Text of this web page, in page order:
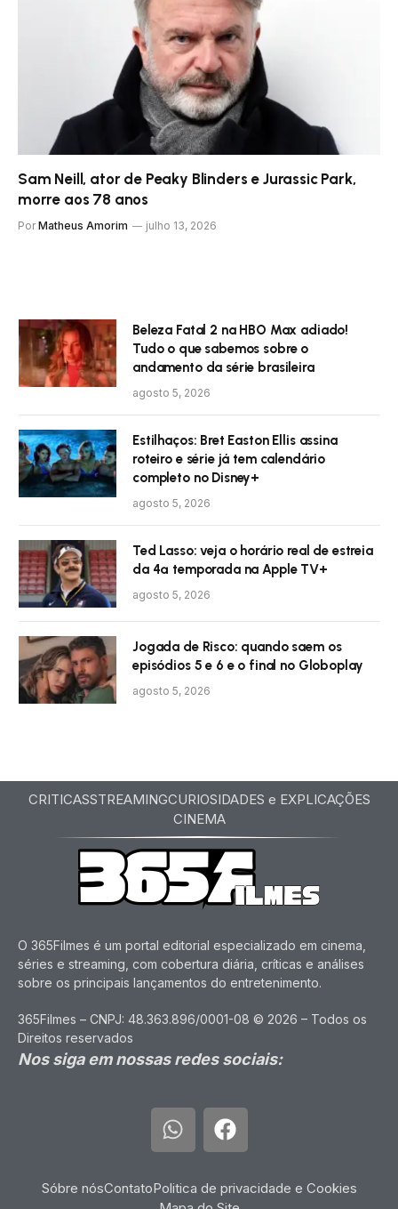
Sam Neill, ator de Peaky Blinders e Jurassic Park,
morre aos 78 anos
Por Matheus Amorim julho 13, 2026
Beleza Fatal 2 na HBO Max adiado!
Tudo o que sabemos sobre o
andamento da série brasileira
agosto 5, 2026
Estilhaços: Bret Easton Ellis assina
roteiro e série já tem calendário
completo no Disney+
agosto 5, 2026
Ted Lasso: veja o horário real de estreia
da 4ª temporada na Apple TV+
agosto 5, 2026
Jogada de Risco: quando saem os
episódios 5 e 6 e o final no Globoplay
agosto 5, 2026
CRITICASSTREAMINGCURIOSIDADES e EXPLICAÇÕES
CINEMA
O 365Filmes é um portal editorial especializado em cinema,
séries e streaming, com cobertura diária, críticas e análises
sobre os principais lançamentos do entretenimento.
365Filmes – CNPJ: 48.363.896/0001-08 © 2026 – Todos os
Direitos reservados
Nos siga em nossas redes sociais:
Sóbre nósContatoPolitica de privacidade e Cookies